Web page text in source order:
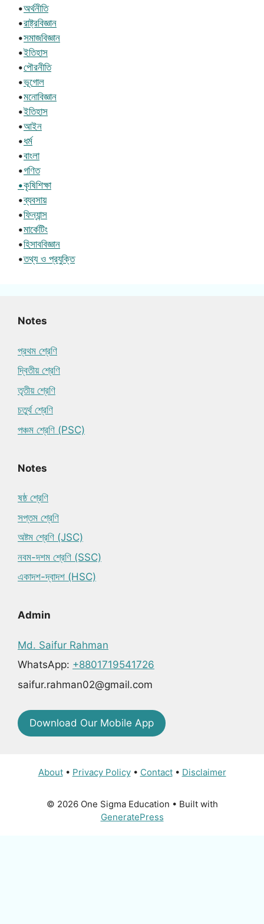
•অর্থনীতি
•রাষ্ট্রবিজ্ঞান
•সমাজবিজ্ঞান
•ইতিহাস
•পৌরনীতি
•ভূগোল
•মনোবিজ্ঞান
•ইতিহাস
•আইন
•ধর্ম
•বাংলা
•গণিত
•কৃষিশিক্ষা
•ব্যবসায়
•ফিন্যান্স
•মার্কেটিং
•হিসাববিজ্ঞান
•তথ্য ও প্রযুক্তি
Notes
প্রথম শ্রেণি
দ্বিতীয় শ্রেণি
তৃতীয় শ্রেণি
চতুর্থ শ্রেণি
পঞ্চম শ্রেণি (PSC)
Notes
ষষ্ঠ শ্রেণি
সপ্তম শ্রেণি
অষ্টম শ্রেণি (JSC)
নবম-দশম শ্রেণি (SSC)
একাদশ-দ্বাদশ (HSC)
Admin
Md. Saifur Rahman
WhatsApp: +8801719541726
saifur.rahman02@gmail.com
Download Our Mobile App
About• Privacy Policy• Contact• Disclaimer
© 2026 One Sigma Education • Built with
GeneratePress